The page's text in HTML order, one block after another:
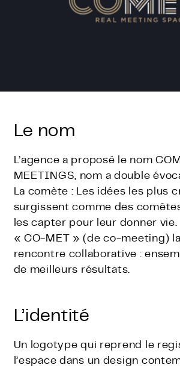
Le nom
L’agence a proposé le nom
MEETINGS, nom a double
La comète : Les idées les plus
surgissent comme des
les capter pour leur donner vie.
« CO-MET » (de co-meeting)
rencontre collaborative :
de meilleurs résultats.
L’identité
Un logotype qui reprend le
l’espace dans un design